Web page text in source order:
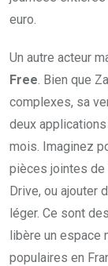
euro.
Un autre acteur
Free . Bien que
complexes, sa
deux applications
mois. Imaginez
pièces jointes
Drive, ou ajouter
léger. Ce sont
libère un espace
populaires en